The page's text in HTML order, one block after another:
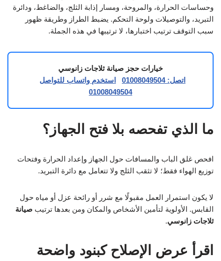
وحساسات الحرارة، والمروحة، ومسار إذابة الثلج، والضاغط، ودائرة
التبريد، والتوصيلات ولوحة التحكم. يضبط الطراز وطريقة ظهور
سبب التوقف ترتيب اختبارها، لا ترتيبها في هذه الجملة.
خيارات حجز صيانة ثلاجات زانوسي
اتصل: 01008049504
استخدم واتساب للتواصل
01008049504
ما الذي تفحصه بلا فتح الجهاز؟
افحص غلق الباب والمسافات حول الجهاز وإعداد الحرارة وفتحات
توزيع الهواء فقط؛ لا تثقب الثلج ولا تتعامل مع دائرة التبريد.
لا يكون استمرار العمل مقبولًا مع شرر أو رائحة عزل أو مياه حول
القابس. الأولوية لتأمين الأشخاص والمكان ومن بعدها ترتيب صيانة
ثلاجات زانوسي.
اقرأ عرض الإصلاح كبنود واضحة